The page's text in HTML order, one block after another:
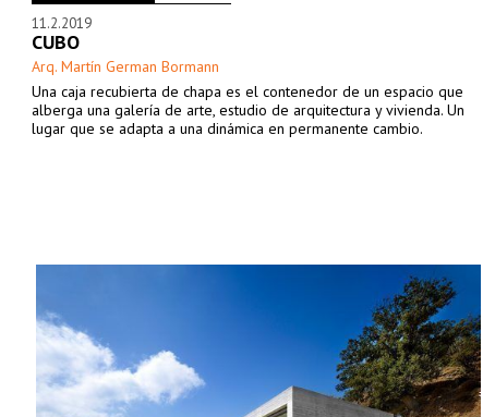
11.2.2019
CUBO
Arq. Martín German Bormann
Una caja recubierta de chapa es el contenedor de un espacio que
alberga una galería de arte, estudio de arquitectura y vivienda. Un
lugar que se adapta a una dinámica en permanente cambio.